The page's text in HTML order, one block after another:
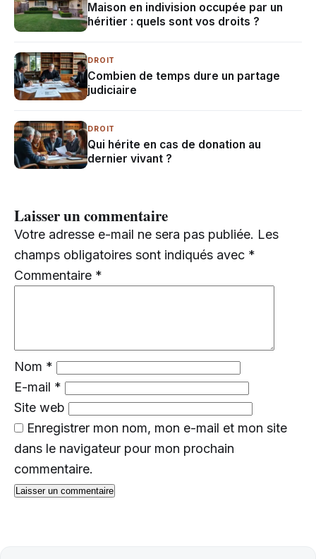
Maison en indivision occupée par un
héritier : quels sont vos droits ?
DROIT
Combien de temps dure un partage
judiciaire
DROIT
Qui hérite en cas de donation au
dernier vivant ?
Laisser un commentaire
Votre adresse e-mail ne sera pas publiée. Les
champs obligatoires sont indiqués avec *
Commentaire *
Nom *
E-mail *
Site web
Enregistrer mon nom, mon e-mail et mon site
dans le navigateur pour mon prochain
commentaire.